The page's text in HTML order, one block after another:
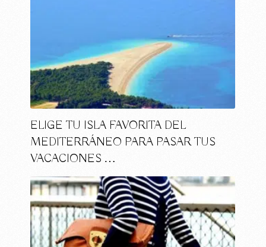
ELIGE TU ISLA FAVORITA DEL
MEDITERRÁNEO PARA PASAR TUS
VACACIONES …